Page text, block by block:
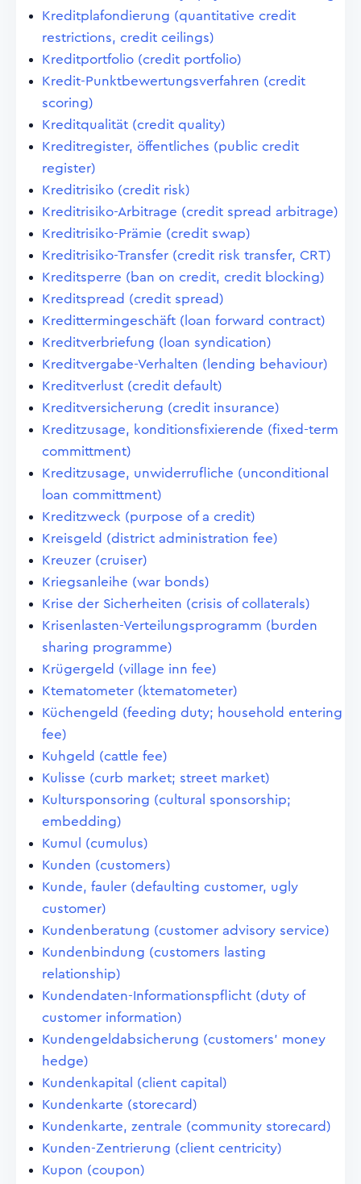
Kreditplafondierung (quantitative credit
restrictions, credit ceilings)
Kreditportfolio (credit portfolio)
Kredit-Punktbewertungsverfahren (credit
scoring)
Kreditqualität (credit quality)
Kreditregister, öffentliches (public credit
register)
Kreditrisiko (credit risk)
Kreditrisiko-Arbitrage (credit spread arbitrage)
Kreditrisiko-Prämie (credit swap)
Kreditrisiko-Transfer (credit risk transfer, CRT)
Kreditsperre (ban on credit, credit blocking)
Kreditspread (credit spread)
Kredittermingeschäft (loan forward contract)
Kreditverbriefung (loan syndication)
Kreditvergabe-Verhalten (lending behaviour)
Kreditverlust (credit default)
Kreditversicherung (credit insurance)
Kreditzusage, konditionsfixierende (fixed-term
committment)
Kreditzusage, unwiderrufliche (unconditional
loan committment)
Kreditzweck (purpose of a credit)
Kreisgeld (district administration fee)
Kreuzer (cruiser)
Kriegsanleihe (war bonds)
Krise der Sicherheiten (crisis of collaterals)
Krisenlasten-Verteilungsprogramm (burden
sharing programme)
Krügergeld (village inn fee)
Ktematometer (ktematometer)
Küchengeld (feeding duty; household entering
fee)
Kuhgeld (cattle fee)
Kulisse (curb market; street market)
Kultursponsoring (cultural sponsorship;
embedding)
Kumul (cumulus)
Kunden (customers)
Kunde, fauler (defaulting customer, ugly
customer)
Kundenberatung (customer advisory service)
Kundenbindung (customers lasting
relationship)
Kundendaten-Informationspflicht (duty of
customer information)
Kundengeldabsicherung (customers' money
hedge)
Kundenkapital (client capital)
Kundenkarte (storecard)
Kundenkarte, zentrale (community storecard)
Kunden-Zentrierung (client centricity)
Kupon (coupon)